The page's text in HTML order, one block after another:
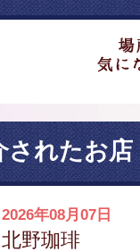
されたお店
2026年08月07日
北野珈琲